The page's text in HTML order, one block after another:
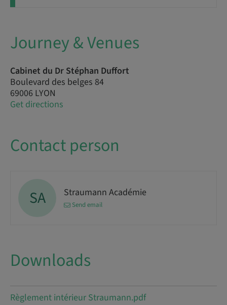
Journey & Venues
Cabinet du Dr Stéphan Duffort
Boulevard des belges 84
69006 LYON
Get directions
Contact person
SA Straumann Académie
Send email
Downloads
Règlement intérieur Straumann.pdf